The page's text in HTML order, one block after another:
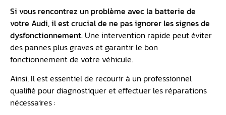
Si vous rencontrez un problème avec la batterie de
votre Audi, il est crucial de ne pas ignorer les signes de
dysfonctionnement. Une intervention rapide peut éviter
des pannes plus graves et garantir le bon
fonctionnement de votre véhicule.
Ainsi, Il est essentiel de recourir à un professionnel
qualifié pour diagnostiquer et effectuer les réparations
nécessaires :